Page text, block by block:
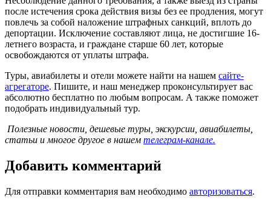
после истечения срока действия визы без ее продления, могут
повлечь за собой наложение штрафных санкций, вплоть до
депортации. Исключение составляют лица, не достигшие 16-
летнего возраста, и граждане старше 60 лет, которые
освобождаются от уплаты штрафа.
Туры, авиабилеты и отели можете найти на нашем сайте-
агрегаторе. Пишите, и наш менеджер проконсультирует вас
абсолютно бесплатно по любым вопросам. А также поможет
подобрать индивидуальный тур.
Полезные новости, дешевые туры, экскурсии, авиабилеты,
статьи и многое другое в нашем телеграм-канале.
Добавить комментарий
Для отправки комментария вам необходимо авторизоваться.